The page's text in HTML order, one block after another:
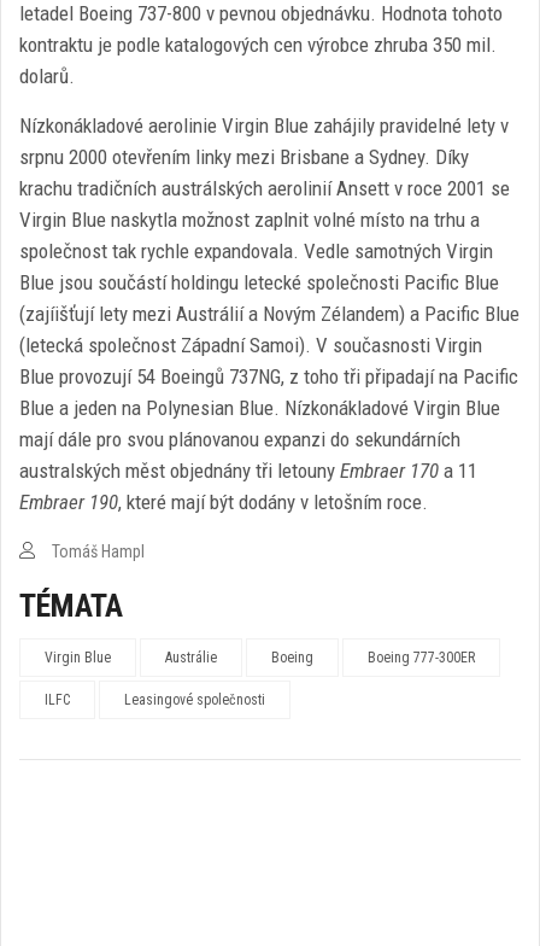
letadel Boeing 737-800 v pevnou objednávku. Hodnota tohoto
kontraktu je podle katalogových cen výrobce zhruba 350 mil.
dolarů.
Nízkonákladové aerolinie Virgin Blue zahájily pravidelné lety v
srpnu 2000 otevřením linky mezi Brisbane a Sydney. Díky
krachu tradičních austrálských aerolinií Ansett v roce 2001 se
Virgin Blue naskytla možnost zaplnit volné místo na trhu a
společnost tak rychle expandovala. Vedle samotných Virgin
Blue jsou součástí holdingu letecké společnosti Pacific Blue
(zajíišťují lety mezi Austrálií a Novým Zélandem) a Pacific Blue
(letecká společnost Západní Samoi). V současnosti Virgin
Blue provozují 54 Boeingů 737NG, z toho tři připadají na Pacific
Blue a jeden na Polynesian Blue. Nízkonákladové Virgin Blue
mají dále pro svou plánovanou expanzi do sekundárních
australských měst objednány tři letouny Embraer 170 a 11
Embraer 190, které mají být dodány v letošním roce.
Tomáš Hampl
TÉMATA
Virgin Blue Austrálie Boeing Boeing 777-300ER
ILFC Leasingové společnosti